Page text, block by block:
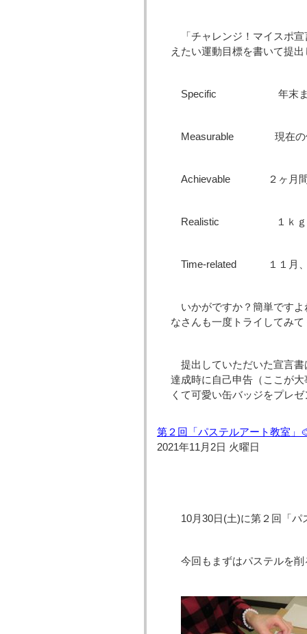
「チャレンジ！マイスポ
えたい運動目標を書いて提
Specific 年末までに
Measurable 現在の体
Achievable ２ヶ月間
Realistic １ｋｇ
Time-related １１月、
いかがですか？簡単です
なさんも一度トライしてみ
提出していただいた宣言
達成時に自己申告（ここが
くて可愛い缶バッジをプレ
第２回「パステルアート教室」
2021年11月2日 火曜日
10月30日(土)に第２回「
今回もまずはパステルを